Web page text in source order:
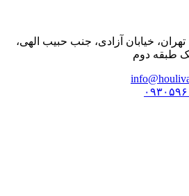
تهران، خیابان آزادی، جنب حبیب الهی،
طبقه دوم